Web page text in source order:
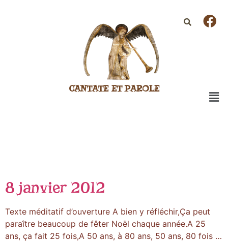
CANTATE ET PAROLE
8 janvier 2012
Texte méditatif d’ouverture A bien y réfléchir,Ça peut
paraître beaucoup de fêter Noël chaque année.A 25
ans, ça fait 25 fois,A 50 ans, à 80 ans, 50 ans, 80 fois …